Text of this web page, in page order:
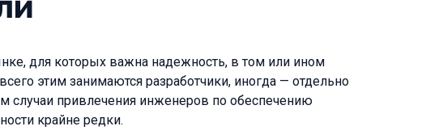
для которых важна надежность, в том или ином
этим занимаются разработчики, иногда — отдельно
привлечения инженеров по обеспечению
крайне редки.